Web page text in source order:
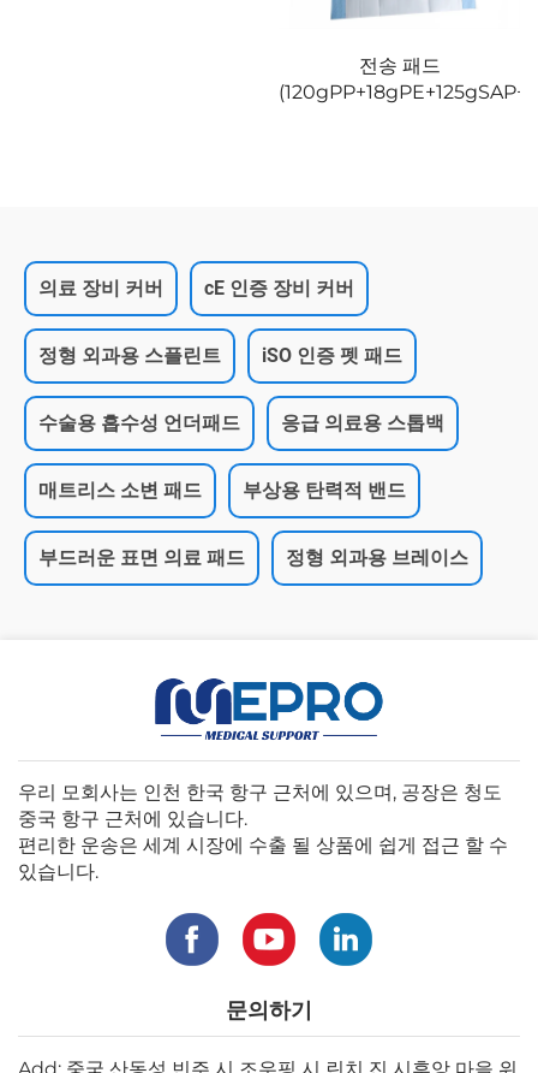
전송 패드
의료 장비 커버 cE 인증 장비 커버
정형 외과용 스플린트 iSO 인증 펫 패드
수술용 흡수성 언더패드 응급 의료용 스톱백
매트리스 소변 패드 부상용 탄력적 밴드
부드러운 표면 의료 패드 정형 외과용 브레이스
우리 모회사는 인천 한국 항구 근처에 있으며, 공장은 청도
중국 항구 근처에 있습니다.
편리한 운송은 세계 시장에 수출 될 상품에 쉽게 접근 할 수
있습니다.
문의하기